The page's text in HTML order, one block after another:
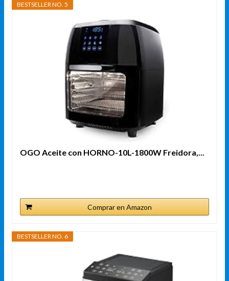
BESTSELLER NO. 5
OGO Aceite con HORNO-10L-1800W Freidora,...
Comprar en Amazon
BESTSELLER NO. 6